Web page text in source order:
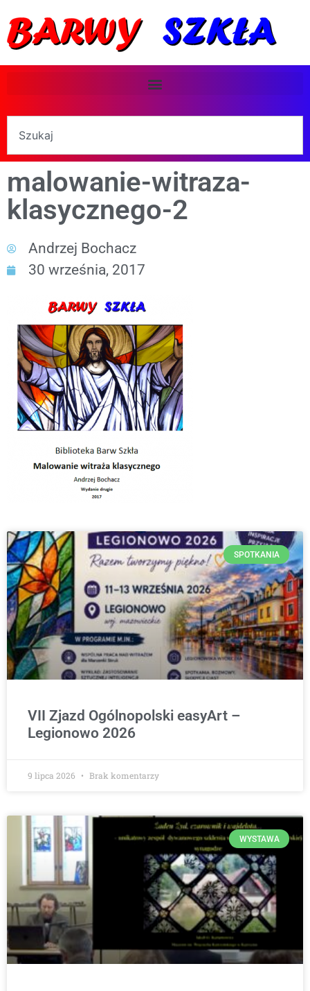
malowanie-witraza-
klasycznego-2
Andrzej Bochacz
30 września, 2017
SPOTKANIA
VII Zjazd Ogólnopolski easyArt –
Legionowo 2026
9 lipca 2026 Brak komentarzy
WYSTAWA